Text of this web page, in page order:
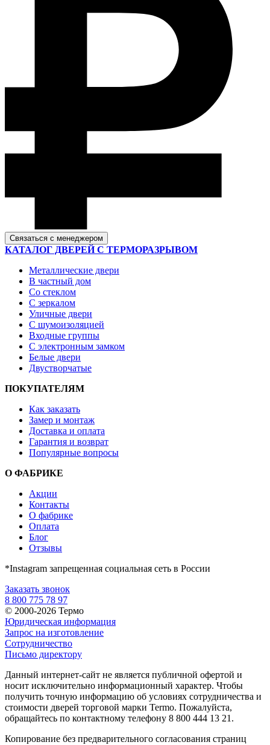
Связаться с менеджером
КАТАЛОГ ДВЕРЕЙ С ТЕРМОРАЗРЫВОМ
Металлические двери
В частный дом
Со стеклом
С зеркалом
Уличные двери
С шумоизоляцией
Входные группы
С электронным замком
Белые двери
Двустворчатые
ПОКУПАТЕЛЯМ
Как заказать
Замер и монтаж
Доставка и оплата
Гарантия и возврат
Популярные вопросы
О ФАБРИКЕ
Акции
Контакты
О фабрике
Оплата
Блог
Отзывы
*Instagram запрещенная социальная сеть в России
Заказать звонок
8 800 775 78 97
© 2000-2026 Термо
Юридическая информация
Запрос на изготовление
Сотрудничество
Письмо директору
Данный интернет-сайт не является публичной офертой и
носит исключительно информационный характер. Чтобы
получить точную информацию об условиях сотрудничества и
стоимости дверей торговой марки Termo. Пожалуйста,
обращайтесь по контактному телефону 8 800 444 13 21.
Копирование без предварительного согласования страниц